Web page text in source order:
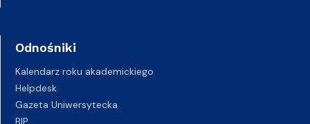
Odnośniki
Kalendarz roku akademickiego
Helpdesk
Gazeta Uniwersytecka
BIP